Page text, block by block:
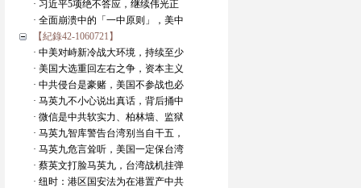
· 习近平5项绝不答应，继续伟光正
· 全面崩溃中的「一中原则」，美中
【紀錄42-1060721】
· 中美对峙新冷战大环境，持续至少
· 美国大选重回左右之争，资本主义
· 中共侵台是豪赌，美国不参战也必
· 马英九不小心说出真话，背后捅中
· 微信是中共软实力、柏林墙、监狱
· 马英九智库警告台湾别当自干五，
· 马英九危言耸听，美国一定保台湾
· 蔡英文打脸马英九，台湾战机挂弹
· 纽时：港区国安法为在港置产中共